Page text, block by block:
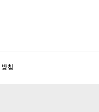
침